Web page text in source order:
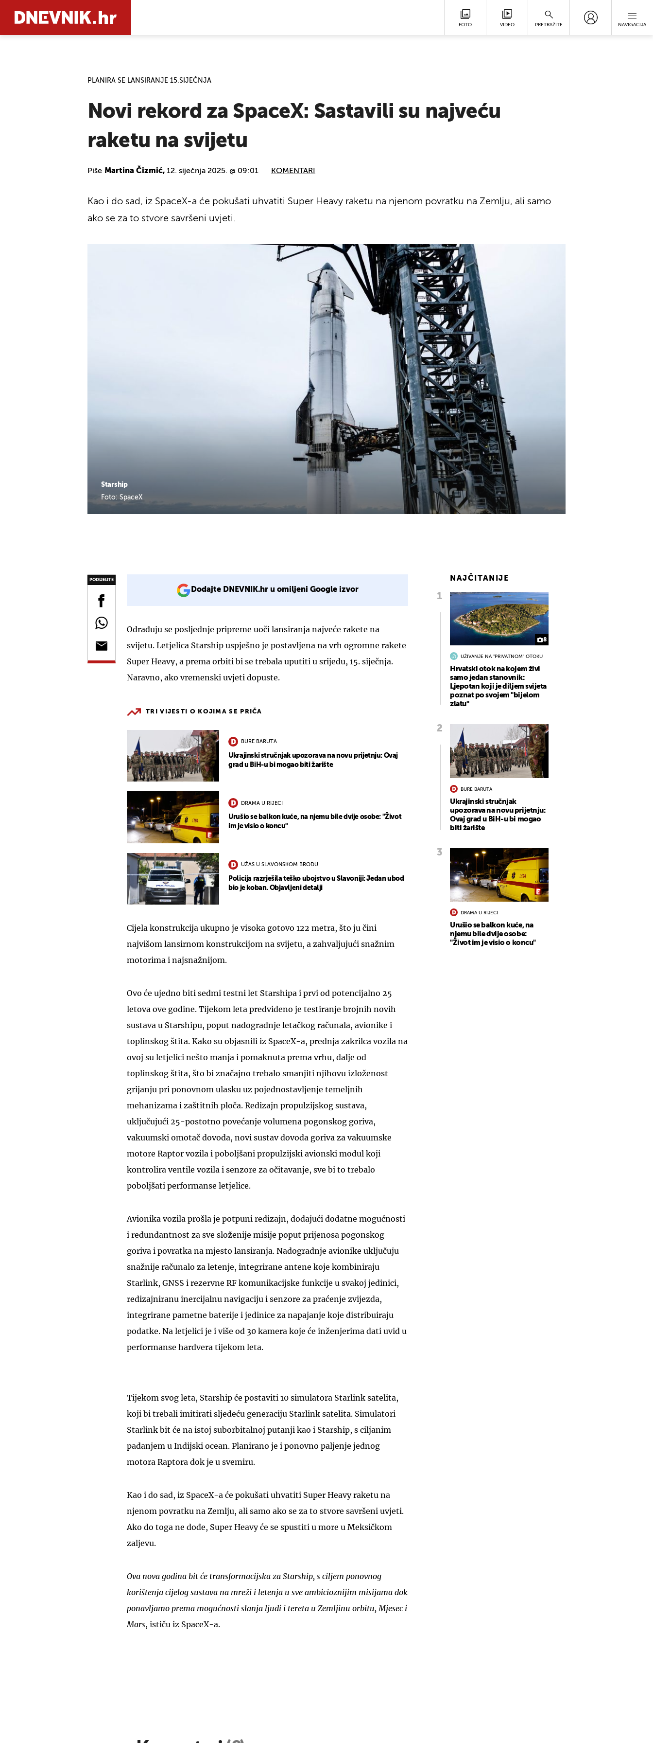
FOTO VIDEO PRETRAŽITE NAVIGACIJA
PLANIRA SE LANSIRANJE 15.SIJEČNJA
Novi rekord za SpaceX: Sastavili su najveću
raketu na svijetu
Piše Martina Čizmić, 12. siječnja 2025. @ 09:01 KOMENTARI
Starship
Foto: SpaceX
Kao i do sad, iz SpaceX-a će pokušati uhvatiti Super Heavy raketu na njenom povratku na Zemlju, ali samo
ako se za to stvore savršeni uvjeti.
PODIJELITE
Dodajte DNEVNIK.hr u omiljeni Google izvor
Odrađuju se posljednje pripreme uoči lansiranja najveće rakete na
svijetu. Letjelica Starship uspješno je postavljena na vrh ogromne rakete
Super Heavy, a prema orbiti bi se trebala uputiti u srijedu, 15. siječnja.
Naravno, ako vremenski uvjeti dopuste.
TRI VIJESTI O KOJIMA SE PRIČA
BURE BARUTA
Ukrajinski stručnjak upozorava na novu prijetnju: Ovaj
grad u BiH-u bi mogao biti žarište
DRAMA U RIJECI
Urušio se balkon kuće, na njemu bile dvije osobe: "Život
im je visio o koncu"
UŽAS U SLAVONSKOM BRODU
Policija razrješila teško ubojstvo u Slavoniji: Jedan ubod
bio je koban. Objavljeni detalji
Cijela konstrukcija ukupno je visoka gotovo 122 metra, što ju čini
najvišom lansirnom konstrukcijom na svijetu, a zahvaljujući snažnim
motorima i najsnažnijom.
Ovo će ujedno biti sedmi testni let Starshipa i prvi od potencijalno 25
letova ove godine. Tijekom leta predviđeno je testiranje brojnih novih
sustava u Starshipu, poput nadogradnje letačkog računala, avionike i
toplinskog štita. Kako su objasnili iz SpaceX-a, prednja zakrilca vozila na
ovoj su letjelici nešto manja i pomaknuta prema vrhu, dalje od
toplinskog štita, što bi značajno trebalo smanjiti njihovu izloženost
grijanju pri ponovnom ulasku uz pojednostavljenje temeljnih
mehanizama i zaštitnih ploča. Redizajn propulzijskog sustava,
uključujući 25-postotno povećanje volumena pogonskog goriva,
vakuumski omotač dovoda, novi sustav dovoda goriva za vakuumske
motore Raptor vozila i poboljšani propulzijski avionski modul koji
kontrolira ventile vozila i senzore za očitavanje, sve bi to trebalo
poboljšati performanse letjelice.
Avionika vozila prošla je potpuni redizajn, dodajući dodatne mogućnosti
i redundantnost za sve složenije misije poput prijenosa pogonskog
goriva i povratka na mjesto lansiranja. Nadogradnje avionike uključuju
snažnije računalo za letenje, integrirane antene koje kombiniraju
Starlink, GNSS i rezervne RF komunikacijske funkcije u svakoj jedinici,
redizajniranu inercijalnu navigaciju i senzore za praćenje zvijezda,
integrirane pametne baterije i jedinice za napajanje koje distribuiraju
podatke. Na letjelici je i više od 30 kamera koje će inženjerima dati uvid u
performanse hardvera tijekom leta.
Tijekom svog leta, Starship će postaviti 10 simulatora Starlink satelita,
koji bi trebali imitirati sljedeću generaciju Starlink satelita. Simulatori
Starlink bit će na istoj suborbitalnoj putanji kao i Starship, s ciljanim
padanjem u Indijski ocean. Planirano je i ponovno paljenje jednog
motora Raptora dok je u svemiru.
Kao i do sad, iz SpaceX-a će pokušati uhvatiti Super Heavy raketu na
njenom povratku na Zemlju, ali samo ako se za to stvore savršeni uvjeti.
Ako do toga ne dođe, Super Heavy će se spustiti u more u Meksičkom
zaljevu.
Ova nova godina bit će transformacijska za Starship, s ciljem ponovnog
korištenja cijelog sustava na mreži i letenja u sve ambicioznijim misijama dok
ponavljamo prema mogućnosti slanja ljudi i tereta u Zemljinu orbitu, Mjesec i
Mars, ističu iz SpaceX-a.
NAJČITANIJE
8
UŽIVANJE NA "PRIVATNOM" OTOKU
Hrvatski otok na kojem živi
samo jedan stanovnik:
Ljepotan koji je diljem svijeta
poznat po svojem "bijelom
zlatu"
BURE BARUTA
Ukrajinski stručnjak
upozorava na novu prijetnju:
Ovaj grad u BiH-u bi mogao
biti žarište
DRAMA U RIJECI
Urušio se balkon kuće, na
njemu bile dvije osobe:
"Život im je visio o koncu"
UKLJUČITE NOTIFIKACIJE